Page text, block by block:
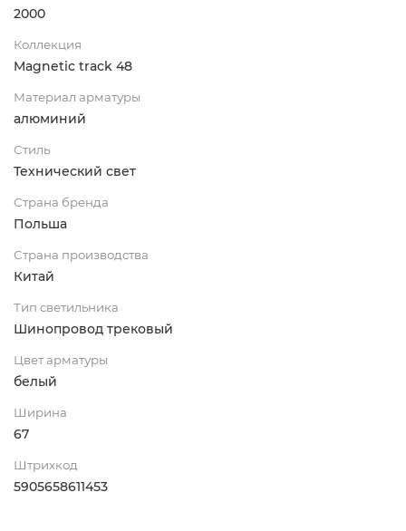
2000
Коллекция
Magnetic track 48
Материал арматуры
алюминий
Стиль
Технический свет
Страна бренда
Польша
Страна производства
Китай
Тип светильника
Шинопровод трековый
Цвет арматуры
белый
Ширина
67
Штрихкод
5905658611453